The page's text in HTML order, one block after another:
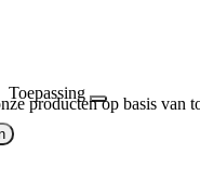
Toepassing
producten op basis van